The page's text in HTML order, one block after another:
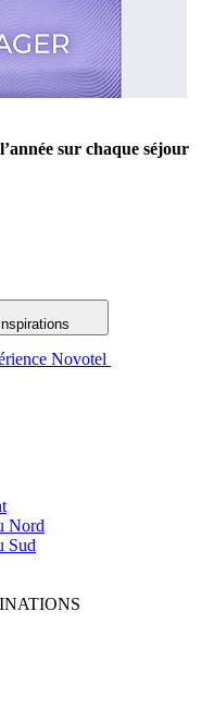
sur chaque séjour
Inspirations
Novotel
Nord
Sud